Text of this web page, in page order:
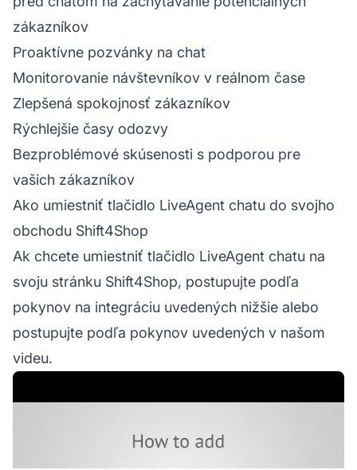
zákazníkov
Proaktívne pozvánky na chat
Monitorovanie návštevníkov v reálnom čase
Zlepšená spokojnosť zákazníkov
Rýchlejšie časy odozvy
Bezproblémové skúsenosti s podporou pre
vašich zákazníkov
Ako umiestniť tlačidlo LiveAgent chatu do svojho
obchodu Shift4Shop
Ak chcete umiestniť tlačidlo LiveAgent chatu na
svoju stránku Shift4Shop, postupujte podľa
pokynov na integráciu uvedených nižšie alebo
postupujte podľa pokynov uvedených v našom
videu.